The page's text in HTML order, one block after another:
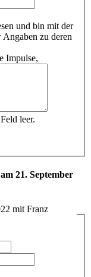
und bin mit der
zu deren
Impulse,
leer.
21. September
mit Franz